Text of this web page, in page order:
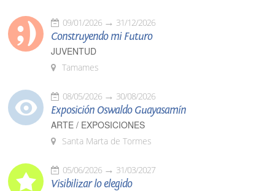
09/01/2026 31/12/2026
Construyendo mi Futuro
JUVENTUD
Tamames
08/05/2026 30/08/2026
Exposición Oswaldo Guayasamín
ARTE / EXPOSICIONES
Santa Marta de Tormes
05/06/2026 31/03/2027
Visibilizar lo elegido